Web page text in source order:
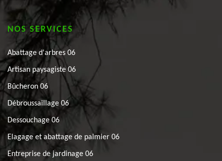
NOS SERVICES
Abattage d'arbres 06
Artisan paysagiste 06
Bûcheron 06
Débroussaillage 06
Dessouchage 06
Elagage et abattage de palmier 06
Entreprise de jardinage 06